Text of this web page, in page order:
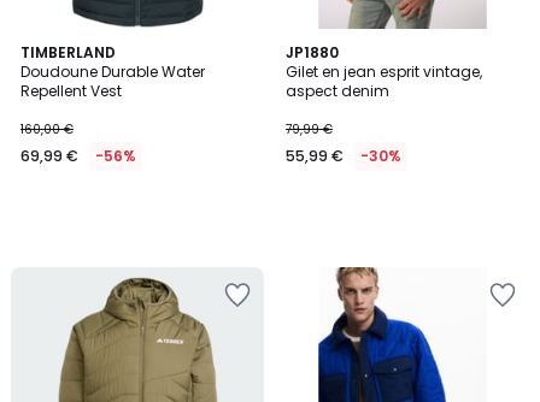
TIMBERLAND
Doudoune Durable Water
Repellent Vest
160,00 €
69,99 € -56%
JP1880
Gilet en jean esprit vintage,
aspect denim
79,99 €
55,99 € -30%